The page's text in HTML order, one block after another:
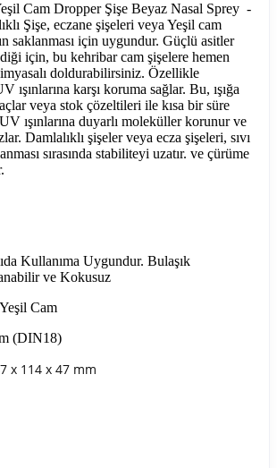
Cam Dropper Şişe Beyaz Nasal Sprey -
Şişe, eczane şişeleri veya Yeşil cam
saklanması için uygundur. Güçlü asitler
için, bu kehribar cam şişelere hemen
doldurabilirsiniz. Özellikle
ışınlarına karşı koruma sağlar. Bu, ışığa
veya stok çözeltileri ile kısa bir süre
ışınlarına duyarlı moleküller korunur ve
Damlalıklı şişeler veya ecza şişeleri, sıvı
sırasında stabiliteyi uzatır. ve çürüme
Kullanıma Uygundur. Bulaşık
ve Kokusuz
Cam
(DIN18)
x 114 x 47 mm